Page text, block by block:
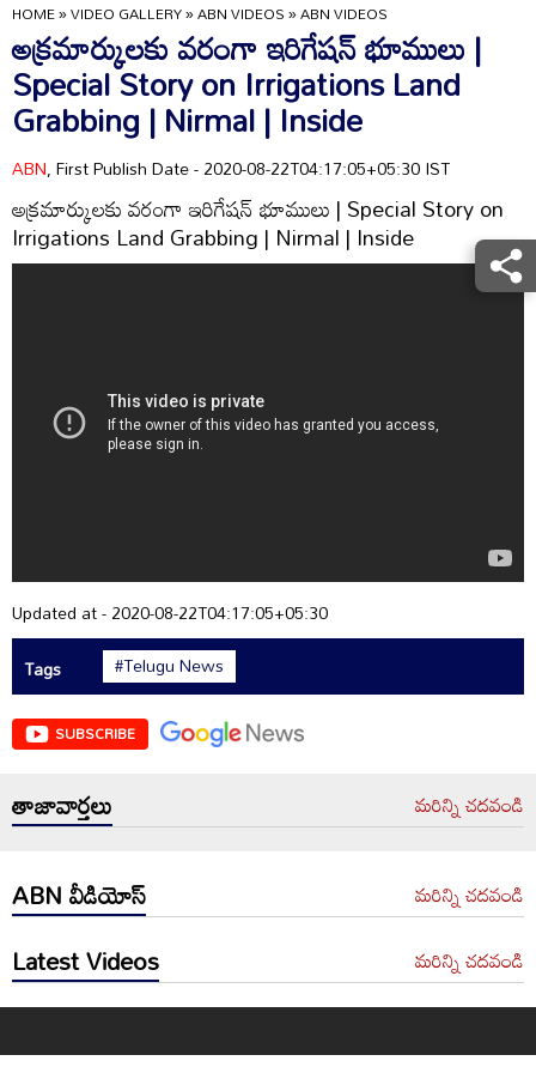
HOME»VIDEO GALLERY»ABN VIDEOS»ABN VIDEOS
అక్రమార్కులకు వరంగా ఇరిగేషన్‌ భూములు |
Special Story on Irrigations Land
Grabbing | Nirmal | Inside
ABN, First Publish Date - 2020-08-22T04:17:05+05:30 IST
అక్రమార్కులకు వరంగా ఇరిగేషన్‌ భూములు | Special Story on
Irrigations Land Grabbing | Nirmal | Inside
Updated at - 2020-08-22T04:17:05+05:30
Tags
#Telugu News
SUBSCRIBE
తాజావార్తలు మరిన్ని చదవండి
ABN వీడియోస్ మరిన్ని చదవండి
Latest Videos మరిన్ని చదవండి